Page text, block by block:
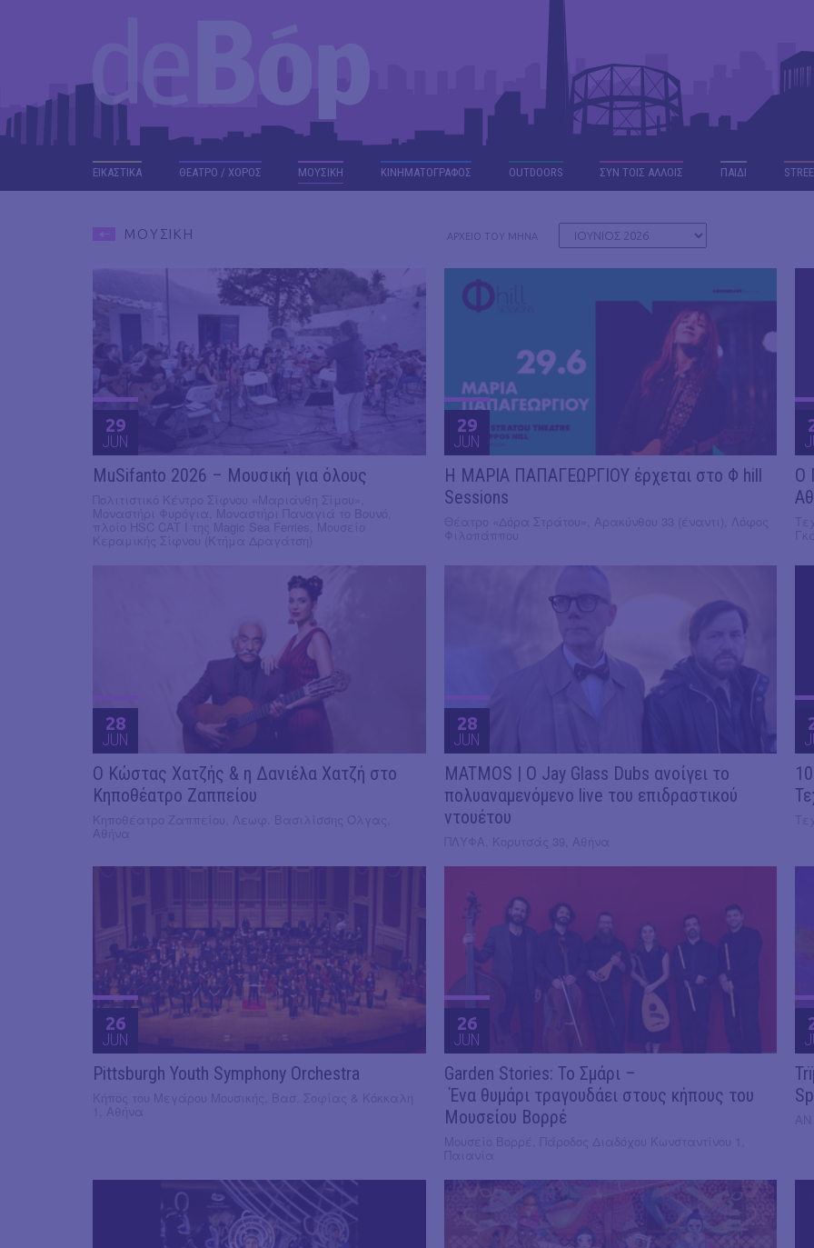
ΕΙΚΑΣΤΙΚΑ ΘΕΑΤΡΟ / ΧΟΡΟΣ ΜΟΥΣΙΚΗ ΚΙΝΗΜΑΤΟΓΡΑΦΟΣ OUTDΟORS ΣΥΝ ΤΟΙΣ ΑΛΛΟΙΣ ΠΑΙΔΙ
ΜΟΥΣΙΚΗ ΑΡΧΕΙΟ ΤΟΥ ΜΗΝΑ
29
JUN
MuSifanto 2026 – Μουσική για όλους
29
JUN
Η ΜΑΡΙΑ ΠΑΠΑΓΕΩΡΓΙΟΥ έρχεται στο Φ hill
Sessions
Ο
28
JUN
Ο Κώστας Χατζής & η Δανιέλα Χατζή στο
Κηποθέατρο Ζαππείου
28
JUN
MATMOS | Ο Jay Glass Dubs ανοίγει το
πολυαναμενόμενο live του επιδραστικού
ντουέτου
26
JUN
Pittsburgh Youth Symphony Orchestra
26
JUN
Garden Stories: Το Σμάρι –
Ένα θυμάρι τραγουδάει στους κήπους του
Μουσείου Βορρέ